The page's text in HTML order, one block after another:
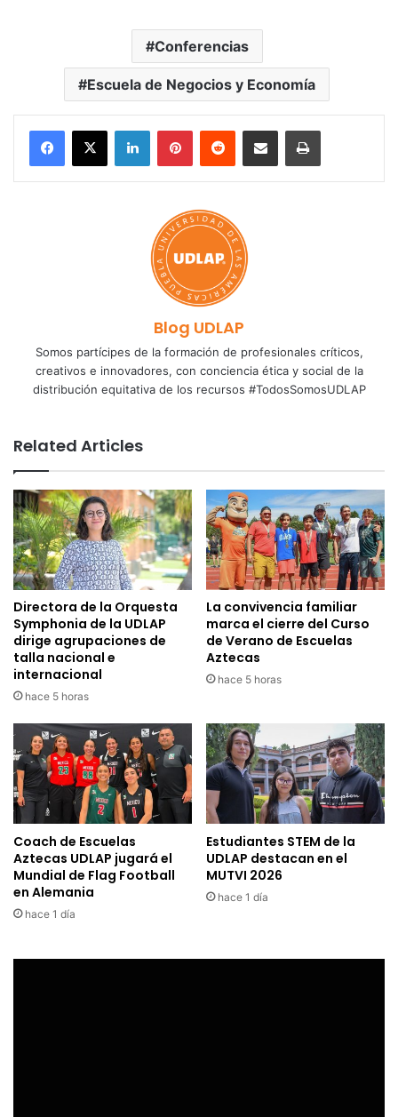
Conferencias
Escuela de Negocios y Economía
LinkedInPinterestReddit Share via Email Print
Blog UDLAP
Somos partícipes de la formación de profesionales críticos,
creativos e innovadores, con conciencia ética y social de la
distribución equitativa de los recursos #TodosSomosUDLAP
Related Articles
Directora de la Orquesta
Symphonia de la UDLAP
dirige agrupaciones de
talla nacional e
internacional
hace 5 horas
La convivencia familiar
marca el cierre del Curso
de Verano de Escuelas
Aztecas
hace 5 horas
Coach de Escuelas
Aztecas UDLAP jugará el
Mundial de Flag Football
en Alemania
hace 1 día
Estudiantes STEM de la
UDLAP destacan en el
MUTVI 2026
hace 1 día